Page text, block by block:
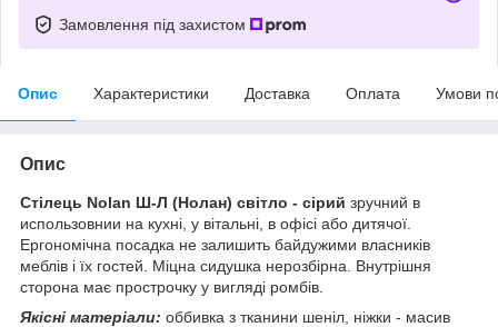
Замовлення під захистом
Опис Характеристики Доставка Оплата Умови
Опис
Стілець Nolan Ш-Л (Нолан) світло - сірий зручний в
использовнии на кухні, у вітальні, в офісі або дитячої.
Ергономічна посадка не залишить байдужими власників
меблів і їх гостей. Міцна сидушка нерозбірна. Внутрішня
сторона має прострочку у вигляді ромбів.
Якісні матеріали: оббивка з тканини шеніл, ніжки - масив